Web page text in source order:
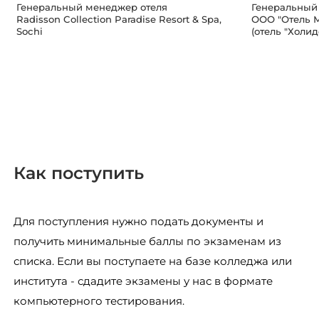
Генеральный менеджер отеля
Radisson Collection Paradise Resort & Spa,
Sochi
ООО "Отель
(отель
Как поступить
Для поступления нужно подать документы и
получить минимальные баллы по экзаменам из
списка. Если вы поступаете на базе колледжа или
института - сдадите экзамены у нас в формате
компьютерного тестирования.